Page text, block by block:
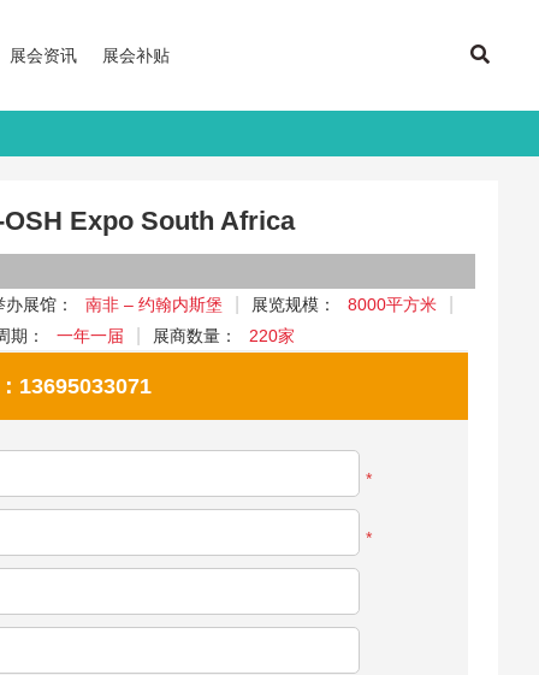
展会资讯 展会补贴
OSH Expo South Africa
办展馆： 南非 – 约翰内斯堡 展览规模：
8000平方米
期：
一年一届 展商数量： 220家
13695033071
*
*